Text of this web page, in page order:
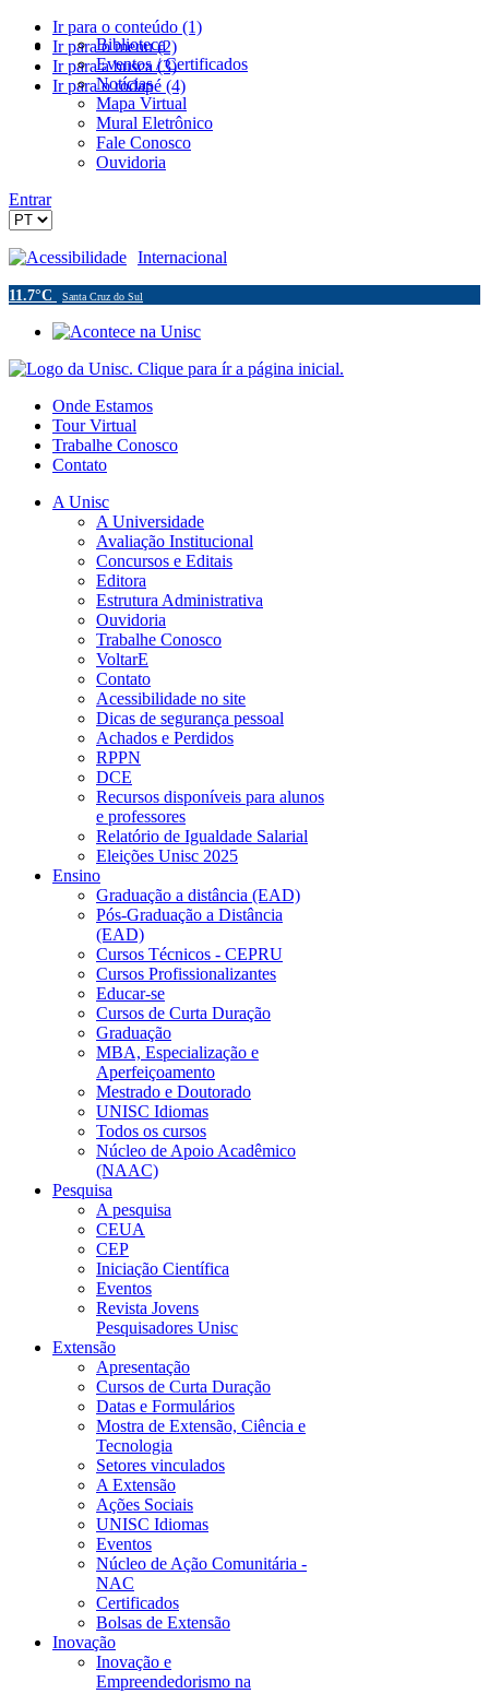
Ir para o conteúdo (1)
Ir para o menu (2)
Ir para a busca (3)
Ir para o rodapé (4)
Biblioteca
Eventos / Certificados
Notícias
Mapa Virtual
Mural Eletrônico
Fale Conosco
Ouvidoria
Entrar
Acessibilidade Internacional
11.7°C Santa Cruz do Sul
Onde Estamos
Tour Virtual
Trabalhe Conosco
Contato
A Unisc
A Universidade
Avaliação Institucional
Concursos e Editais
Editora
Estrutura Administrativa
Ouvidoria
Trabalhe Conosco
VoltarE
Contato
Acessibilidade no site
Dicas de segurança pessoal
Achados e Perdidos
RPPN
DCE
Recursos disponíveis para alunos
e professores
Relatório de Igualdade Salarial
Eleições Unisc 2025
Ensino
Graduação a distância (EAD)
Pós-Graduação a Distância
(EAD)
Cursos Técnicos - CEPRU
Cursos Profissionalizantes
Educar-se
Cursos de Curta Duração
Graduação
MBA, Especialização e
Aperfeiçoamento
Mestrado e Doutorado
UNISC Idiomas
Todos os cursos
Núcleo de Apoio Acadêmico
(NAAC)
Pesquisa
A pesquisa
CEUA
CEP
Iniciação Científica
Eventos
Revista Jovens
Pesquisadores Unisc
Extensão
Apresentação
Cursos de Curta Duração
Datas e Formulários
Mostra de Extensão, Ciência e
Tecnologia
Setores vinculados
A Extensão
Ações Sociais
UNISC Idiomas
Eventos
Núcleo de Ação Comunitária -
NAC
Certificados
Bolsas de Extensão
Inovação
Inovação e
Empreendedorismo na